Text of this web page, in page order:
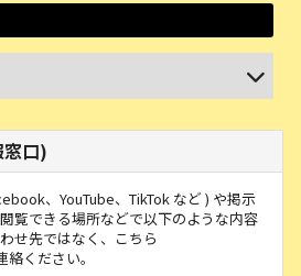
窓口)
、YouTube、TikTok など ) や掲示
覧できる場所などで以下のような内容
せ先ではなく、こちら
絡ください。